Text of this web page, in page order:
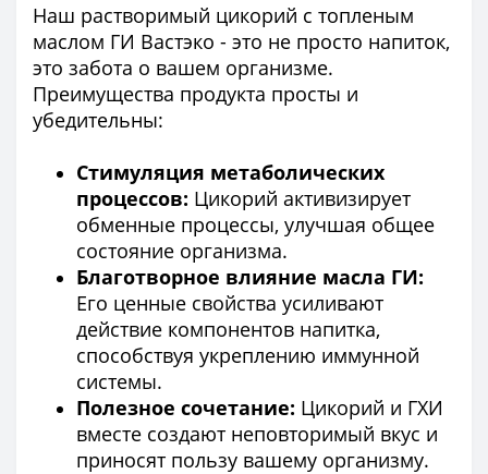
Наш растворимый цикорий с топленым
маслом ГИ Вастэко - это не просто напиток,
это забота о вашем организме.
Преимущества продукта просты и
убедительны:
Стимуляция метаболических
процессов: Цикорий активизирует
обменные процессы, улучшая общее
состояние организма.
Благотворное влияние масла ГИ:
Его ценные свойства усиливают
действие компонентов напитка,
способствуя укреплению иммунной
системы.
Полезное сочетание: Цикорий и ГХИ
вместе создают неповторимый вкус и
приносят пользу вашему организму.